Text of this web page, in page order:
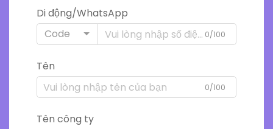
Di động/WhatsApp
Code
0/100
Tên
0/100
Tên công ty